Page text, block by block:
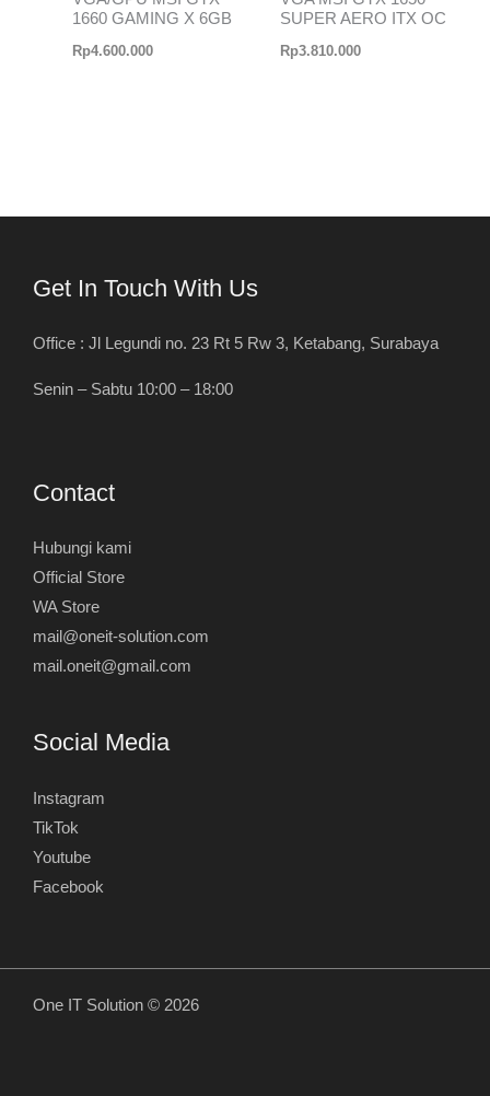
1660 GAMING X 6GB
Rp4.600.000
SUPER AERO ITX OC
Rp3.810.000
Get In Touch With Us
Office : Jl Legundi no. 23 Rt 5 Rw 3, Ketabang, Surabaya
Senin – Sabtu 10:00 – 18:00
Contact
Hubungi kami
Official Store
WA Store
mail@oneit-solution.com
mail.oneit@gmail.com
Social Media
Instagram
TikTok
Youtube
Facebook
One IT Solution © 2026